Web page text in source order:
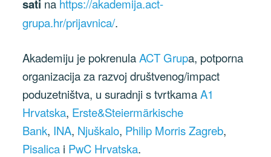
sati na https://akademija.act-
grupa.hr/prijavnica/.
Akademiju je pokrenulaACT Grupa, potporna
organizacija za razvoj društvenog/impact
poduzetništva, u suradnji s tvrtkamaA1
Hrvatska, Erste&Steiermärkische
Bank, INA, Njuškalo, Philip Morris Zagreb,
Pisalica i PwC Hrvatska.